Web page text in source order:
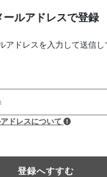
ールアドレスで登録
アドレスを入力して送信し
ドレスについて
登録へすすむ